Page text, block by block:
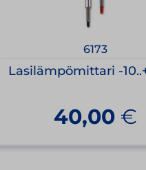
6173
Lasilämpömittari -
40,00 €